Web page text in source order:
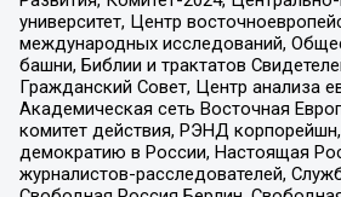
университет, Центр
международных исследований,
башни, Библии и трактатов
Гражданский Совет, Центр анализа
Академическая сеть Восточная
комитет действия, РЭНД
демократию в России, Настоящая
журналистов-расследователей,